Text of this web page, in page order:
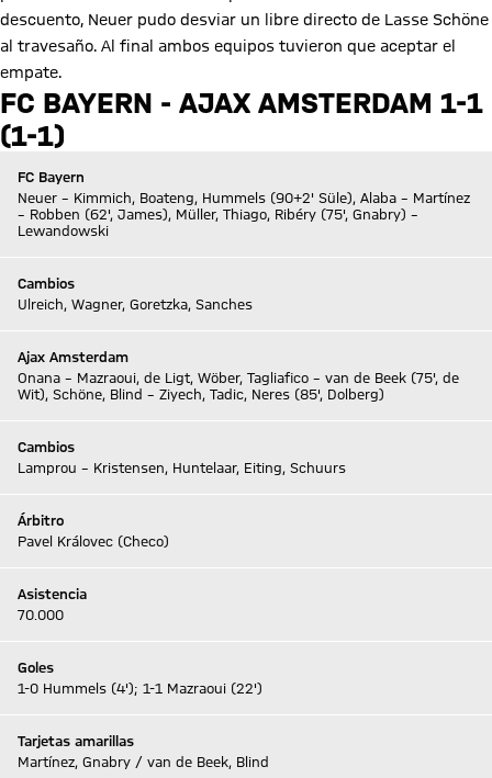
descuento, Neuer pudo desviar un libre directo de Lasse Schöne
al travesaño. Al final ambos equipos tuvieron que aceptar el
empate.
FC BAYERN - AJAX AMSTERDAM 1-1
(1-1)
FC Bayern
Neuer – Kimmich, Boateng, Hummels (90+2' Süle), Alaba – Martínez
– Robben (62', James), Müller, Thiago, Ribéry (75', Gnabry) –
Lewandowski
Cambios
Ulreich, Wagner, Goretzka, Sanches
Ajax Amsterdam
Onana – Mazraoui, de Ligt, Wöber, Tagliafico – van de Beek (75', de
Wit), Schöne, Blind – Ziyech, Tadic, Neres (85', Dolberg)
Cambios
Lamprou – Kristensen, Huntelaar, Eiting, Schuurs
Árbitro
Pavel Královec (Checo)
Asistencia
70.000
Goles
1-0 Hummels (4'); 1-1 Mazraoui (22')
Tarjetas amarillas
Martínez, Gnabry / van de Beek, Blind